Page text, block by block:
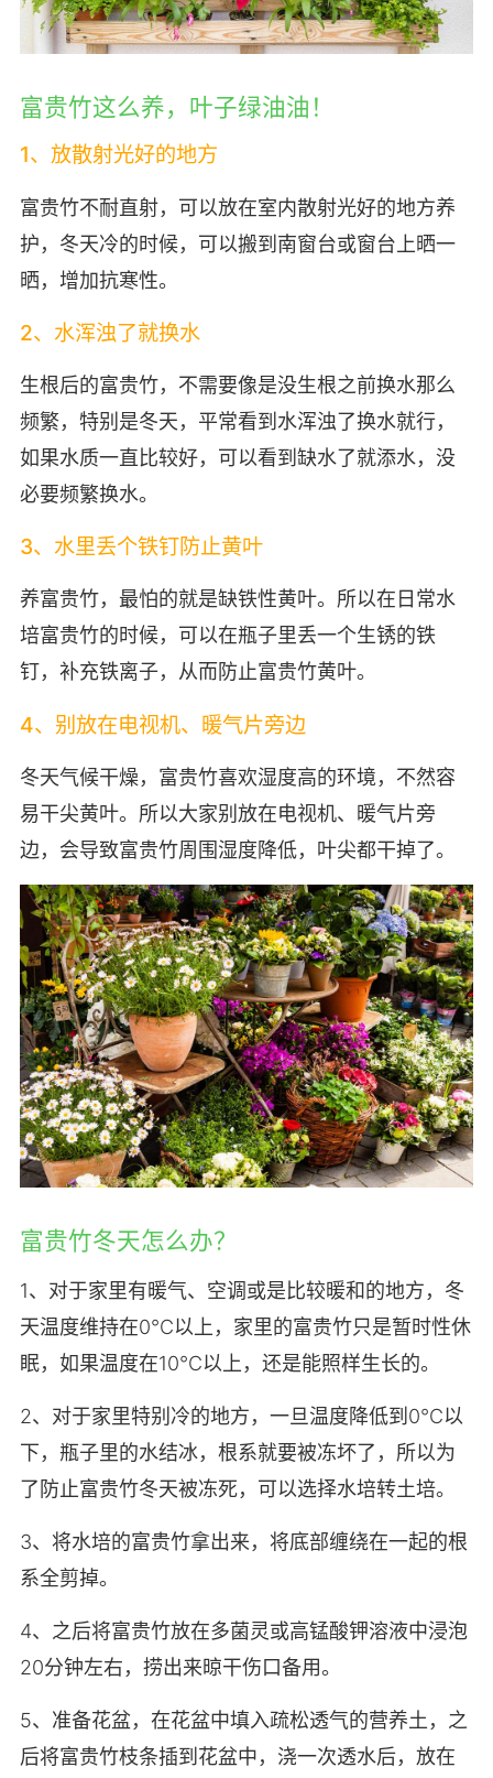
富贵竹这么养，叶子绿油油！
1、放散射光好的地方
富贵竹不耐直射，可以放在室内散射光好的地方养
护，冬天冷的时候，可以搬到南窗台或窗台上晒一
晒，增加抗寒性。
2、水浑浊了就换水
生根后的富贵竹，不需要像是没生根之前换水那么
频繁，特别是冬天，平常看到水浑浊了换水就行，
如果水质一直比较好，可以看到缺水了就添水，没
必要频繁换水。
3、水里丢个铁钉防止黄叶
养富贵竹，最怕的就是缺铁性黄叶。所以在日常水
培富贵竹的时候，可以在瓶子里丢一个生锈的铁
钉，补充铁离子，从而防止富贵竹黄叶。
4、别放在电视机、暖气片旁边
冬天气候干燥，富贵竹喜欢湿度高的环境，不然容
易干尖黄叶。所以大家别放在电视机、暖气片旁
边，会导致富贵竹周围湿度降低，叶尖都干掉了。
富贵竹冬天怎么办？
1、对于家里有暖气、空调或是比较暖和的地方，冬
天温度维持在0℃以上，家里的富贵竹只是暂时性休
眠，如果温度在10℃以上，还是能照样生长的。
2、对于家里特别冷的地方，一旦温度降低到0℃以
下，瓶子里的水结冰，根系就要被冻坏了，所以为
了防止富贵竹冬天被冻死，可以选择水培转土培。
3、将水培的富贵竹拿出来，将底部缠绕在一起的根
系全剪掉。
4、之后将富贵竹放在多菌灵或高锰酸钾溶液中浸泡
20分钟左右，捞出来晾干伤口备用。
5、准备花盆，在花盆中填入疏松透气的营养土，之
后将富贵竹枝条插到花盆中，浇一次透水后，放在